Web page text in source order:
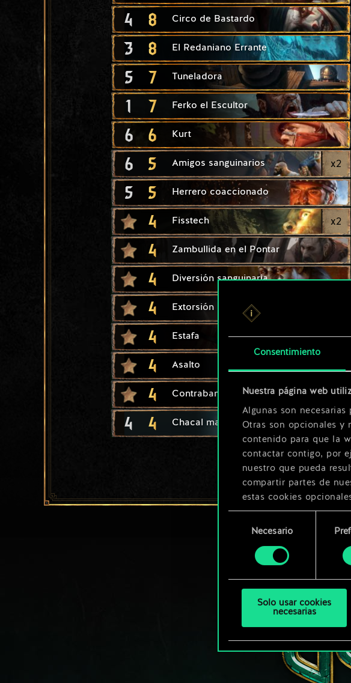
Consentimiento
Nuestra página web
Algunas son
Otras son opcionales y
contenido para que la
contactar contigo, por
nuestro que pueda
compartir partes de
estas cookies
Encontrarás todos los
más abajo.
consentimiento
Necesario
Solo usar cookies
necesarias
4 8 Circo de Bastardo
3 8 El Redaniano Errante
5 7 Tuneladora
1 7 Ferko el Escultor
6 6 Kurt
6 5 Amigos sanguinarios x2
5 5 Herrero coaccionado
4 Fisstech x2
4 Zambullida en el Pontar
4 Diversión sanguinaria
4 Extorsión
4 Estafa x2
4 Asalto
4 Contrabando
4 4 Chacal marino